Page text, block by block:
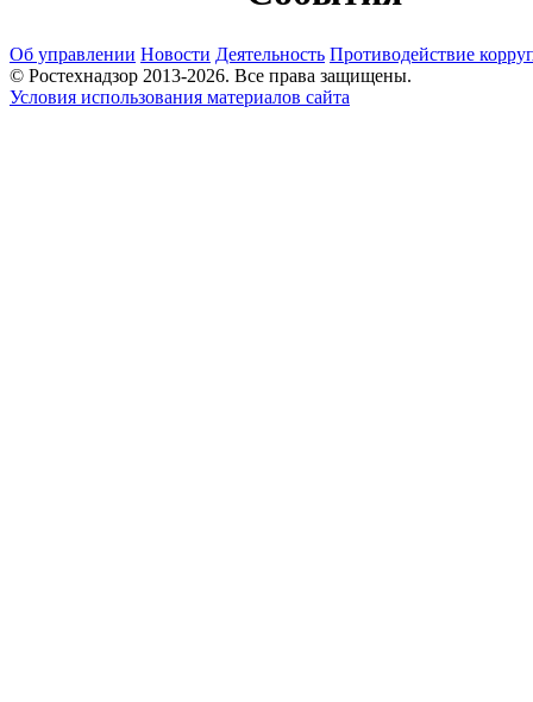
Об управлении Новости Деятельность Противодействие
© Ростехнадзор 2013-2026. Все права защищены.
Условия использования материалов сайта